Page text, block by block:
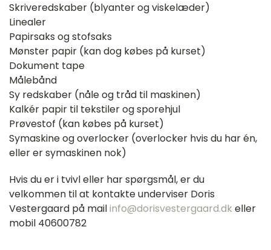
Skriveredskaber (blyanter og viskelæder)
Linealer
Papirsaks og stofsaks
Mønster papir (kan dog købes på kurset)
Dokument tape
Målebånd
Sy redskaber (nåle og tråd til maskinen)
Kalkér papir til tekstiler og sporehjul
Prøvestof (kan købes på kurset)
Symaskine og overlocker (overlocker hvis du har én,
eller er symaskinen nok)
Hvis du er i tvivl eller har spørgsmål, er du
velkommen til at kontakte underviser Doris
Vestergaard på mailinfo@dorisvestergaard.dk eller
mobil 40600782